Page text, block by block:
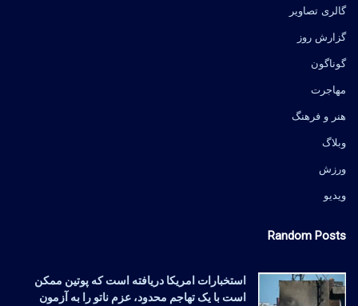
گالری تصاویر
گزارش روز
گوناگون
مهاجرت
هنر و فرهنگ
وبلاگ
ورزش
ویدیو
Random Posts
استخبارات امریکا دریافته است که پوتین ممکن
است با یک تهاجم محدود، عزم ناتو را به آزمون